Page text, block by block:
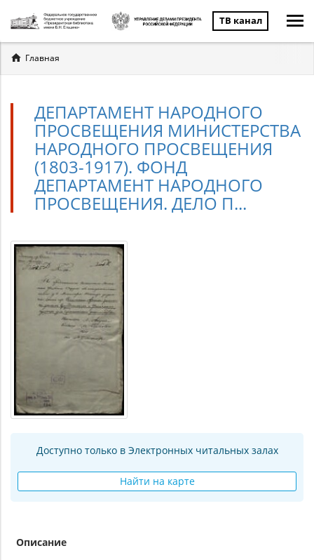
ТВ канал
Вы
здесь
Главная
ДЕПАРТАМЕНТ НАРОДНОГО
ПРОСВЕЩЕНИЯ МИНИСТЕРСТВА
НАРОДНОГО ПРОСВЕЩЕНИЯ
(1803-1917). ФОНД
ДЕПАРТАМЕНТ НАРОДНОГО
ПРОСВЕЩЕНИЯ. ДЕЛО П...
Доступно только в Электронных читальных залах
Найти на карте
Описание